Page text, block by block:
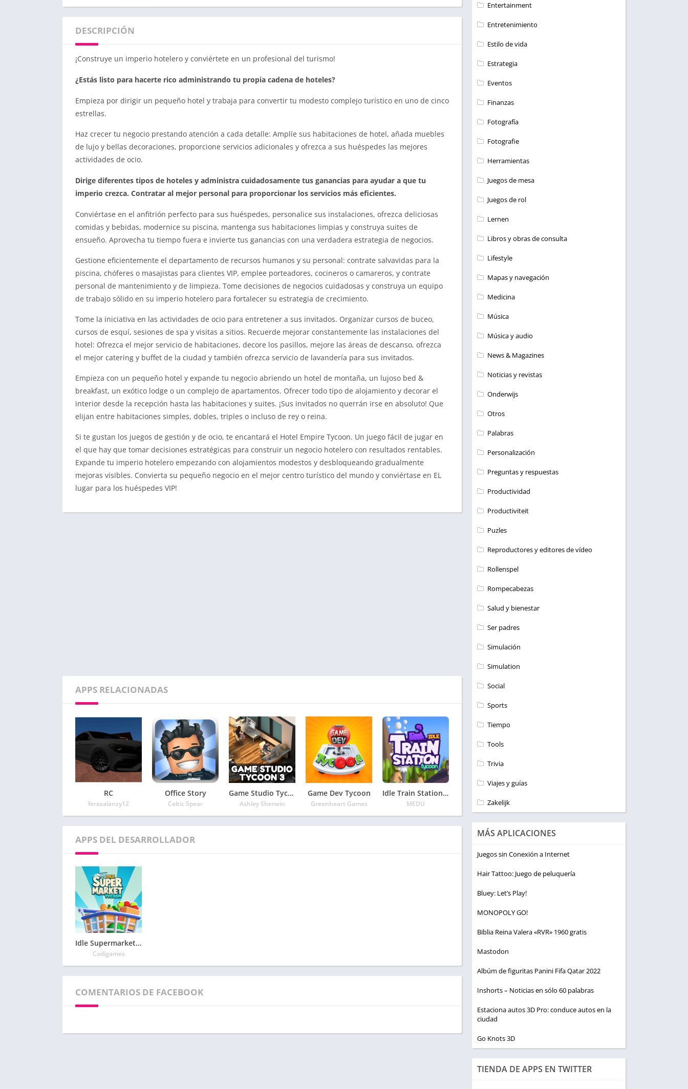
DESCRIPCIÓN
¡Construye un imperio hotelero y conviértete en un profesional del turismo!
¿Estás listo para hacerte rico administrando tu propia cadena de hoteles?
Empieza por dirigir un pequeño hotel y trabaja para convertir tu modesto complejo turístico en uno de cinco
estrellas.
Haz crecer tu negocio prestando atención a cada detalle: Amplíe sus habitaciones de hotel, añada muebles
de lujo y bellas decoraciones, proporcione servicios adicionales y ofrezca a sus huéspedes las mejores
actividades de ocio.
Dirige diferentes tipos de hoteles y administra cuidadosamente tus ganancias para ayudar a que tu
imperio crezca. Contratar al mejor personal para proporcionar los servicios más eficientes.
Conviértase en el anfitrión perfecto para sus huéspedes, personalice sus instalaciones, ofrezca deliciosas
comidas y bebidas, modernice su piscina, mantenga sus habitaciones limpias y construya suites de
ensueño. Aprovecha tu tiempo fuera e invierte tus ganancias con una verdadera estrategia de negocios.
Gestione eficientemente el departamento de recursos humanos y su personal: contrate salvavidas para la
piscina, chóferes o masajistas para clientes VIP, emplee porteadores, cocineros o camareros, y contrate
personal de mantenimiento y de limpieza. Tome decisiones de negocios cuidadosas y construya un equipo
de trabajo sólido en su imperio hotelero para fortalecer su estrategia de crecimiento.
Tome la iniciativa en las actividades de ocio para entretener a sus invitados. Organizar cursos de buceo,
cursos de esquí, sesiones de spa y visitas a sitios. Recuerde mejorar constantemente las instalaciones del
hotel: Ofrezca el mejor servicio de habitaciones, decore los pasillos, mejore las áreas de descanso, ofrezca
el mejor catering y buffet de la ciudad y también ofrezca servicio de lavandería para sus invitados.
Empieza con un pequeño hotel y expande tu negocio abriendo un hotel de montaña, un lujoso bed &
breakfast, un exótico lodge o un complejo de apartamentos. Ofrecer todo tipo de alojamiento y decorar el
interior desde la recepción hasta las habitaciones y suites. ¡Sus invitados no querrán irse en absoluto! Que
elijan entre habitaciones simples, dobles, triples o incluso de rey o reina.
Si te gustan los juegos de gestión y de ocio, te encantará el Hotel Empire Tycoon. Un juego fácil de jugar en
el que hay que tomar decisiones estratégicas para construir un negocio hotelero con resultados rentables.
Expande tu imperio hotelero empezando con alojamientos modestos y desbloqueando gradualmente
mejoras visibles. Convierta su pequeño negocio en el mejor centro turístico del mundo y conviértase en EL
lugar para los huéspedes VIP!
APPS RELACIONADAS
RC
ferasalanzy12
Office Story
Celtic Spear
Game Studio Tycoon 3
Ashley Sherwin
Game Dev Tycoon
Greenheart Games
Idle Train Station Tycoon : Money Clicker Inc.
MEDU
APPS DEL DESARROLLADOR
Idle Supermarket Tycoon – Magnate de supermercados
Codigames
COMENTARIOS DE FACEBOOK
Entertainment
Entretenimiento
Estilo de vida
Estrategia
Eventos
Finanzas
Fotografía
Fotografie
Herramientas
Juegos de mesa
Juegos de rol
Lernen
Libros y obras de consulta
Lifestyle
Mapas y navegación
Medicina
Música
Música y audio
News & Magazines
Noticias y revistas
Onderwijs
Otros
Palabras
Personalización
Preguntas y respuestas
Productividad
Productiviteit
Puzles
Reproductores y editores de vídeo
Rollenspel
Rompecabezas
Salud y bienestar
Ser padres
Simulación
Simulation
Social
Sports
Tiempo
Tools
Trivia
Viajes y guías
Zakelijk
MÁS APLICACIONES
Juegos sin Conexión a Internet
Hair Tattoo: Juego de peluquería
Bluey: Let’s Play!
MONOPOLY GO!
Biblia Reina Valera «RVR» 1960 gratis
Mastodon
Albúm de figuritas Panini Fifa Qatar 2022
Inshorts – Noticias en sólo 60 palabras
Estaciona autos 3D Pro: conduce autos en la
ciudad
Go Knots 3D
TIENDA DE APPS EN TWITTER